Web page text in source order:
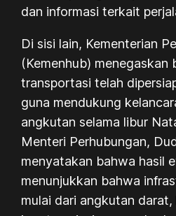
dan informasi terkait
Di sisi lain, Kementerian
(Kemenhub)
transportasi telah
guna mendukung
angkutan selama libur
Menteri Perhubungan,
menyatakan bahwa hasil
menunjukkan bahwa
mulai dari angkutan